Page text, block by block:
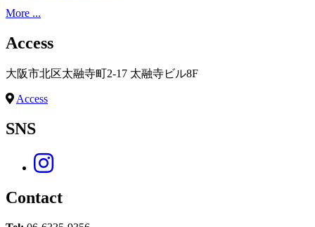
More ...
Access
大阪市北区太融寺町2-17 太融寺ビル8F
Access
SNS
Contact